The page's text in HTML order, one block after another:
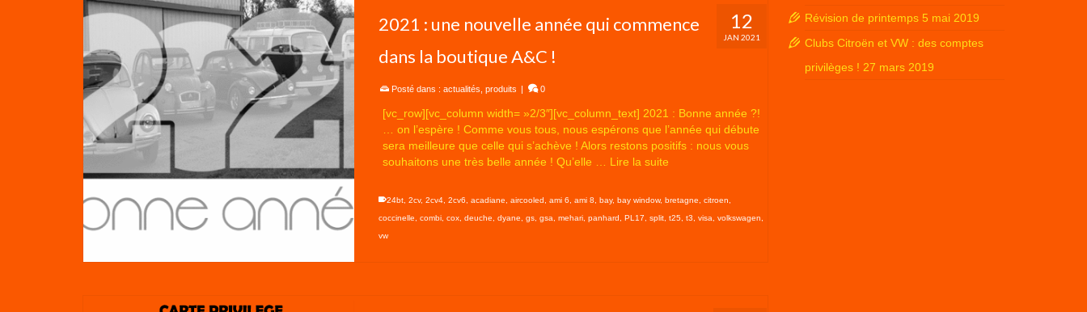
12
JAN 2021
2021 : une nouvelle année qui commence
dans la boutique A&C !
Posté dans : actualités produits | 0
[vc_row][vc_column width= »2/3″][vc_column_text] 2021 : Bonne année ?!
… on l’espère ! Comme vous tous, nous espérons que l’année qui débute
sera meilleure que celle qui s’achève ! Alors restons positifs : nous vous
souhaitons une très belle année ! Qu’elle … Lire la suite
24bt, 2cv, 2cv4, 2cv6 acadiane aircooled ami 6 ami 8 bay, bay window, bretagne citroen
coccinelle
combi, cox, deuche dyane gs, gsa mehari, panhard PL17 split, t25, t3 visa volkswagen
vw
Révision de printemps 5 mai 2019
Clubs Citroën et VW : des comptes
privilèges ! 27 mars 2019